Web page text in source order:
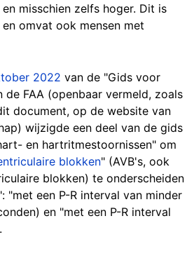
misschien zelfs hoger. Dit is
omvat ook mensen met
2022 van de "Gids voor
FAA (openbaar vermeld, zoals
document, op de website van
wijzigde een deel van de gids
en hartritmestoornissen" om
blokken" (AVB's, ook
blokken) te onderscheiden
"met een P-R interval van minder
en "met een P-R interval